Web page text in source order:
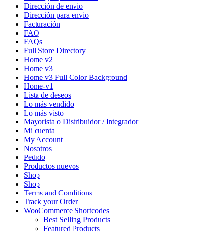
Dirección de envio
Dirección para envio
Facturación
FAQ
FAQs
Full Store Directory
Home v2
Home v3
Home v3 Full Color Background
Home-v1
Lista de deseos
Lo más vendido
Lo más visto
Mayorista o Distribuidor / Integrador
Mi cuenta
My Account
Nosotros
Pedido
Productos nuevos
Shop
Shop
Terms and Conditions
Track your Order
WooCommerce Shortcodes
Best Selling Products
Featured Products